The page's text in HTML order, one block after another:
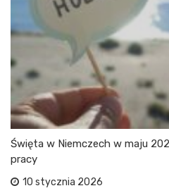
Święta w Niemczech w maju
pracy
10 stycznia 2026